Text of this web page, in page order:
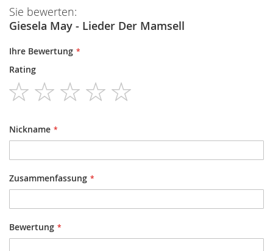
Sie bewerten:
Giesela May - Lieder Der Mamsell
Ihre Bewertung
Rating
1
star
2
stars
3
stars
4
stars
Nickname
Zusammenfassung
Bewertung